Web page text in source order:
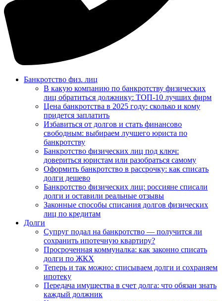
Банкротство физ. лиц
В какую компанию по банкротству физических
лиц обратиться должнику: ТОП-10 лучших фирм
Цена банкротства в 2025 году: сколько и кому
придется заплатить
Избавиться от долгов и стать финансово
свободным: выбираем лучшего юриста по
банкротству
Банкротство физических лиц под ключ:
довериться юристам или разобраться самому
Оформить банкротство в рассрочку: как списать
долги дешево
Банкротство физических лиц: россияне списали
долги и оставили реальные отзывы
Законные способы списания долгов физических
лиц по кредитам
Долги
Супруг подал на банкротство — получится ли
сохранить ипотечную квартиру?
Просроченная коммуналка: как законно списать
долги по ЖКХ
Теперь и так можно: списываем долги и сохраняем
ипотеку
Передача имущества в счет долга: что обязан знать
каждый должник